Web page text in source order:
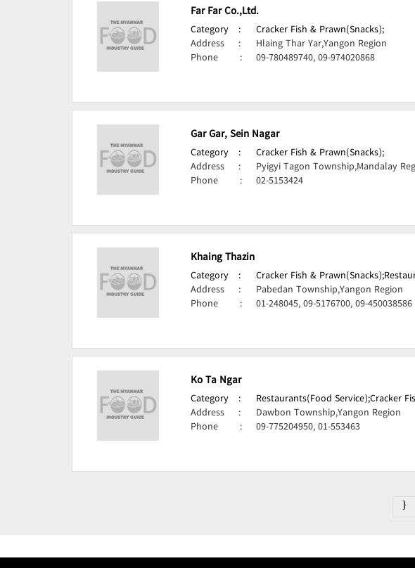
Far Far Co.,Ltd.
Category :
Cracker Fish & Prawn(Snacks);
Address
:
Hlaing Thar Yar,Yangon Region
Phone
: 09-780489740, 09-974020868
Gar Gar, Sein Nagar
Category :
Cracker Fish & Prawn(Snacks);
Address
:
Pyigyi Tagon Township,Mandalay
Phone
: 02-5153424
Khaing Thazin
Category : Cracker Fish & Prawn(Snacks);
Address
:
Pabedan Township,Yangon Region
Phone
: 01-248045, 09-5176700, 09-450038586
Ko Ta Ngar
Category : Restaurants(Food Service);Cracker
Address
:
Dawbon Township,Yangon Region
Phone
: 09-775204950, 01-553463